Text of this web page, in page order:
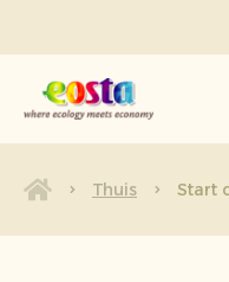
Over ons
Producten
Nieuws &
Thuis Start